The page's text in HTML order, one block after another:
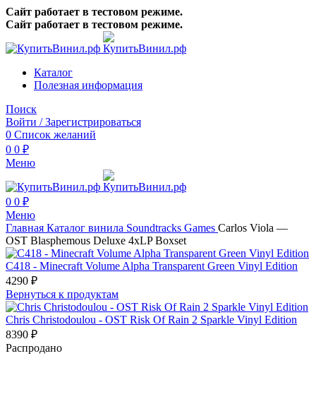
Сайт работает в тестовом режиме.
Сайт работает в тестовом режиме.
Каталог
Полезная информация
Поиск
Войти / Зарегистрироваться
0 Список желаний
0 0 ₽
Меню
0 0 ₽
Меню
Главная Каталог винила Soundtracks Games Carlos Viola —
OST Blasphemous Deluxe 4xLP Boxset
C418 - Minecraft Volume Alpha Transparent Green Vinyl Edition
4290 ₽
Вернуться к продуктам
Chris Christodoulou - OST Risk Of Rain 2 Sparkle Vinyl Edition
8390 ₽
Распродано